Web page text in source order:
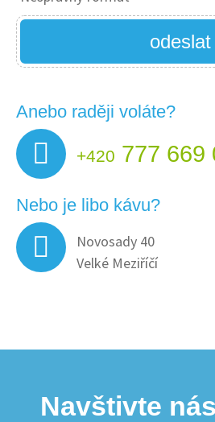
odeslat
Anebo raději voláte?
+420 777 669
Nebo je libo kávu?
Novosady 40
Velké Meziříčí
Navštivte